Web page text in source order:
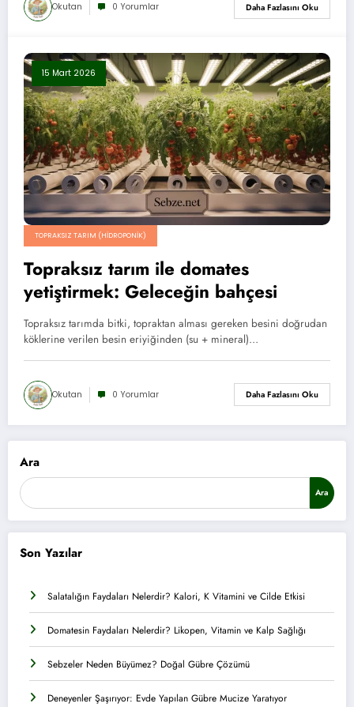
Ara
Ara
Son Yazılar
Salatalığın Faydaları Nelerdir? Kalori, K Vitamini ve Cilde Etkisi
Domatesin Faydaları Nelerdir? Likopen, Vitamin ve Kalp Sağlığı
Sebzeler Neden Büyümez? Doğal Gübre Çözümü
Deneyenler Şaşırıyor: Evde Yapılan Gübre Mucize Yaratıyor
Okutan 0 Yorumlar Daha Fazlasını Oku
15 Mart 2026
TOPRAKSIZ TARIM (HIDROPONIK)
Topraksız tarım ile domates
yetiştirmek: Geleceğin bahçesi
Topraksız tarımda bitki, topraktan alması gereken besini doğrudan
köklerine verilen besin eriyiğinden (su + mineral)…
Okutan 0 Yorumlar Daha Fazlasını Oku